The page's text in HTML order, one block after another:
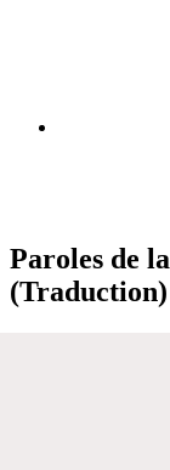
Paroles de